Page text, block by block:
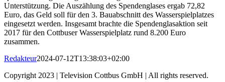
Unterstützung. Die Auszählung des Spendenglases ergab 72,82
Euro, das Geld soll für den 3. Bauabschnitt des Wasserspielplatzes
eingesetzt werden. Insgesamt brachte die Spendenglasaktion seit
2017 für den Cottbuser Wasserspielplatz rund 8.200 Euro
zusammen.
Redakteur2024-07-12T13:38:03+02:00
Copyright 2023 | Television Cottbus GmbH | All rights reserved.